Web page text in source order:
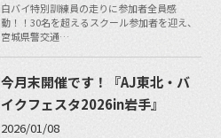
白バイ特別訓練員の走りに参加者全員感
動！！30名を超えるスクール参加者を迎え、
宮城県警交通…
今月末開催です！『AJ東北・バ
イクフェスタ2026in岩手』
2026/01/08